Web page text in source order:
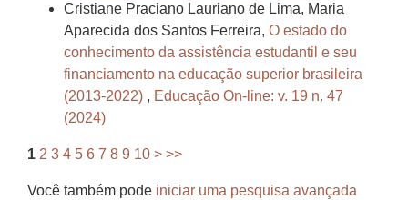
Cristiane Praciano Lauriano de Lima, Maria
Aparecida dos Santos Ferreira, O estado do
conhecimento da assistência estudantil e seu
financiamento na educação superior brasileira
(2013-2022) , Educação On-line: v. 19 n. 47
(2024)
1 2 3 4 5 6 7 8 9 10 > >>
Você também pode iniciar uma pesquisa avançada